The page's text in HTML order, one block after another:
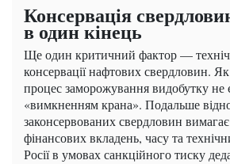
Консервація
в один кінець
Ще один критичний фактор —
консервації нафтових свердловин.
процес заморожування видобутку не
«вимкненням крана». Подальше
законсервованих свердловин
фінансових вкладень, часу та
Росії в умовах санкційного тиску